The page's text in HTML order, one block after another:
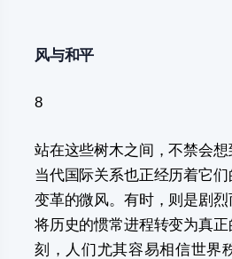
风与和平
8
站在这些树木之间，不禁会想
当代国际关系也正经历着它
变革的微风。有时，则是剧烈
将历史的惯常进程转变为真
刻，人们尤其容易相信世界